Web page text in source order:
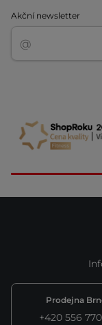
Akční newsletter
Prodejna
+420 556